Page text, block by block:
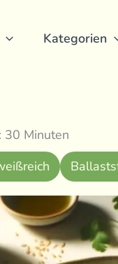
Kategorien
30 Minuten